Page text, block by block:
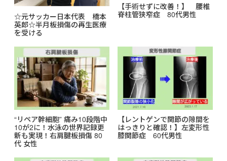
☆元サッカー日本代表 橋本
英郎☆半月板損傷の再生医療
を受ける
【手術せずに改善！】 腰椎
脊柱管狭窄症 80代男性
“リペア幹細胞” 痛み10段階中
10が2に！水泳の世界記録更
新も実現！右肩腱板損傷 80
代 女性
【レントゲンで関節の隙間を
はっきりと確認！】左変形性
膝関節症 60代男性